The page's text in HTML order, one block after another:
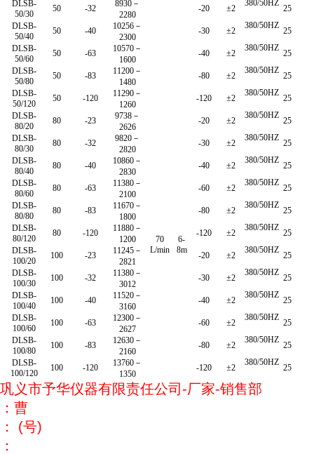
DLSB-
50/30
50 -32
8930－
2280
-20 ±2
380/50HZ
25
DLSB-
50/40
50 -40
10256－
2300
-30 ±2
380/50HZ
25
DLSB-
50/60
50 -63
10570－
1600
-40 ±2
380/50HZ
25
DLSB-
50/80
50 -83
11200－
1480
-80 ±2
380/50HZ
25
DLSB-
50/120
50 -120
11290－
1260
-120 ±2
380/50HZ
25
DLSB-
80/20
80 -23
9738－
2626
70
L/min
6-
8m
-20 ±2
380/50HZ
25
DLSB-
80/30
80 -32
9820－
2820
-30 ±2
380/50HZ
25
DLSB-
80/40
80 -40
10860－
2830
-40 ±2
380/50HZ
25
DLSB-
80/60
80 -63
11380－
2100
-60 ±2
380/50HZ
25
DLSB-
80/80
80 -83
11670－
1800
-80 ±2
380/50HZ
25
DLSB-
80/120
80 -120
11880－
1200
-120 ±2
380/50HZ
25
DLSB-
100/20
100 -23
11245－
2821
-20 ±2
380/50HZ
25
DLSB-
100/30
100 -32
11380－
3012
-30 ±2
380/50HZ
25
DLSB-
100/40
100 -40
11520－
3160
-40 ±2
380/50HZ
25
DLSB-
100/60
100 -63
12300－
2627
-60 ±2
380/50HZ
25
DLSB-
100/80
100 -83
12630－
2160
-80 ±2
380/50HZ
25
DLSB-
100/120
100 -120
13760－
1350
-120 ±2
380/50HZ
25
巩义市予华仪器有限责任公司 -厂家-销售部
：曹
：
(号)
：